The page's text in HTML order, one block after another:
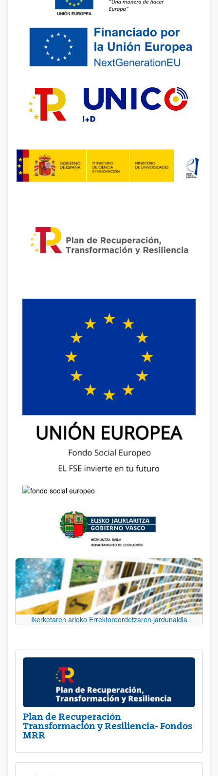
Ikerketaren arloko Errektoreordetzaren jardunaldia
Plan de Recuperación
Transformación y Resiliencia- Fondos
MRR